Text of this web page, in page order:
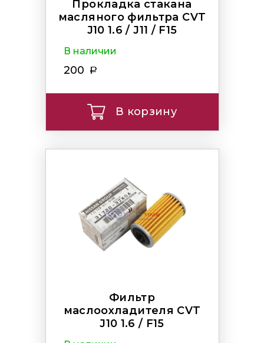
Прокладка стакана
масляного фильтра CVT
J10 1.6 / J11 / F15
В наличии
200
В корзину
Фильтр
маслоохладителя CVT
J10 1.6 / F15